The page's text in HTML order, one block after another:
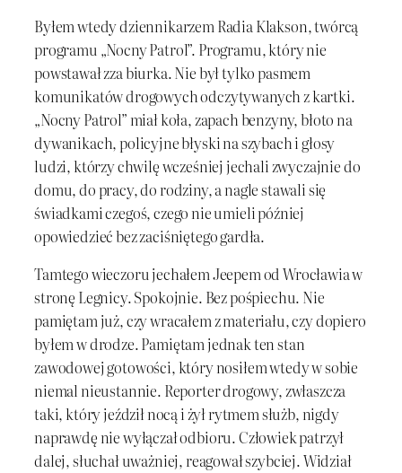
Byłem wtedy dziennikarzem Radia Klakson, twórcą
programu „Nocny Patrol”. Programu, który nie
powstawał zza biurka. Nie był tylko pasmem
komunikatów drogowych odczytywanych z kartki.
„Nocny Patrol” miał koła, zapach benzyny, błoto na
dywanikach, policyjne błyski na szybach i głosy
ludzi, którzy chwilę wcześniej jechali zwyczajnie do
domu, do pracy, do rodziny, a nagle stawali się
świadkami czegoś, czego nie umieli później
opowiedzieć bez zaciśniętego gardła.
Tamtego wieczoru jechałem Jeepem od Wrocławia w
stronę Legnicy. Spokojnie. Bez pośpiechu. Nie
pamiętam już, czy wracałem z materiału, czy dopiero
byłem w drodze. Pamiętam jednak ten stan
zawodowej gotowości, który nosiłem wtedy w sobie
niemal nieustannie. Reporter drogowy, zwłaszcza
taki, który jeździł nocą i żył rytmem służb, nigdy
naprawdę nie wyłączał odbioru. Człowiek patrzył
dalej, słuchał uważniej, reagował szybciej. Widział